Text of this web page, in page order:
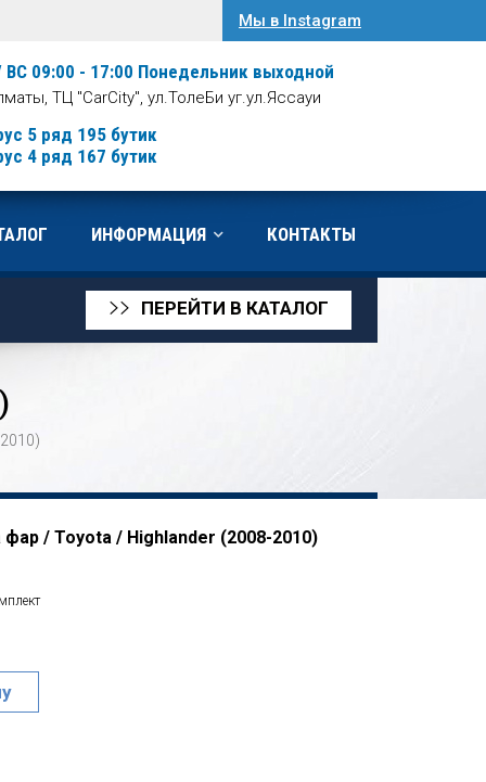
Мы в Instagram
ВС 09:00 - 17:00 Понедельник выходной
ТЦ "CarCity", ул.ТолеБи уг.ул.Яссауи
5 ряд 195 бутик
4 ряд 167 бутик
ИНФОРМАЦИЯ КОНТАКТЫ
>> ПЕРЕЙТИ В КАТАЛОГ
/ Toyota / Highlander (2008-2010)